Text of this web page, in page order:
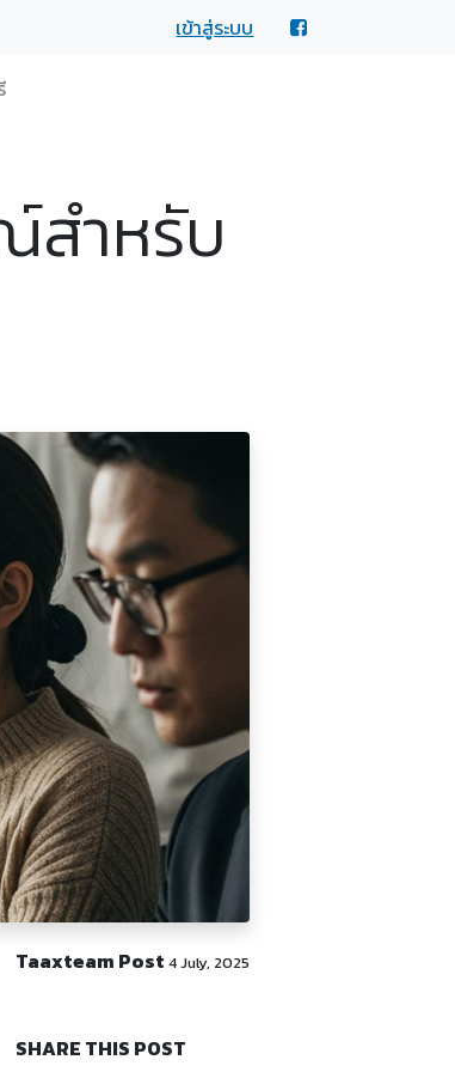
เข้าสู่ระบบ
สำหรับ
Taaxteam Post 4 July, 2025
SHARE THIS POST